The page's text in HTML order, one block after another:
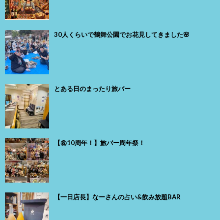
30人くらいで鶴舞公園でお花見してきました🌸
とある日のまったり旅バー
【㊗️10周年！】旅バー周年祭！
【一日店長】なーさんの占い&飲み放題BAR